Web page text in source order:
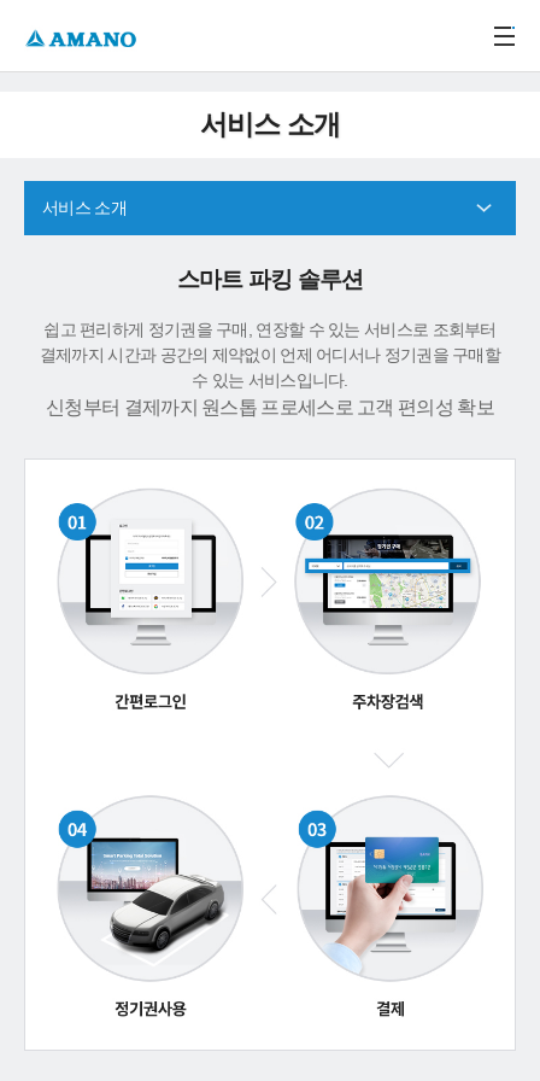
서비스 소개
서비스 소개
스마트 파킹 솔루션
쉽고 편리하게 정기권을 구매, 연장할 수 있는 서비스로 조회부터
결제까지 시간과 공간의 제약없이 언제 어디서나 정기권을 구매할
수 있는 서비스입니다.
신청부터 결제까지 원스톱 프로세스로 고객 편의성 확보